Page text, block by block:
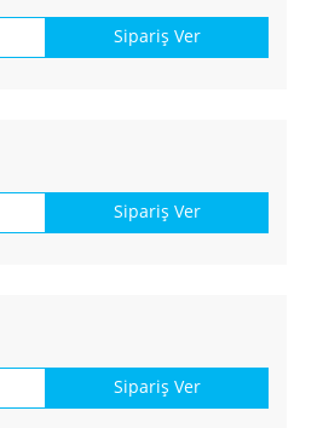
Sipariş Ver
Sipariş Ver
Sipariş Ver